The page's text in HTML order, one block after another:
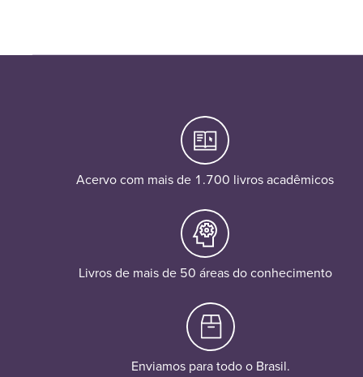
Acervo com mais de 1.700 livros acadêmicos
Livros de mais de 50 áreas do conhecimento
Enviamos para todo o Brasil.